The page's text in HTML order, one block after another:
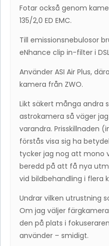
Fotar också genom
135/2,0 ED EMC.
Till emissionsnebulosor
eNhance clip in-filter i
Använder ASI Air Plus,
kamera från ZWO.
Likt säkert många andra
astrokamera så väger
varandra. Prisskillnaden
förstås visa sig ha
tycker jag nog att mono
beredd på att få nya
vid bildbehandling i flera
Undrar vilken utrustning
Om jag väljer
den på plats i
använder – smidigt.